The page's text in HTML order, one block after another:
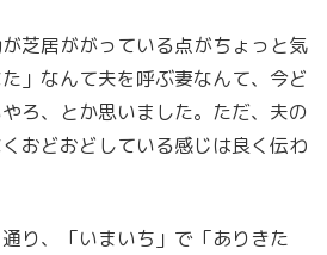
芝居ががっている点がちょっと気
」なんて夫を呼ぶ妻なんて、今ど
ろ、とか思いました。ただ、夫の
おどおどしている感じは良く伝わ
り、「いまいち」で「ありきた